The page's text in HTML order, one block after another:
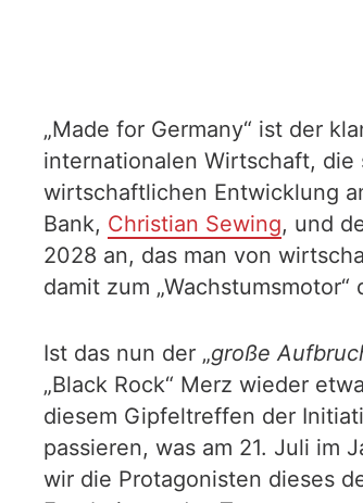
„Made for Germany“ ist der
internationalen Wirtschaft,
wirtschaftlichen Entwicklung
Bank, Christian Sewing, und
2028 an, das man von
damit zum
Ist das nun der „große
„Black Rock“ Merz wieder
diesem Gipfeltreffen der
passieren, was am 21. Juli im
wir die Protagonisten dieses